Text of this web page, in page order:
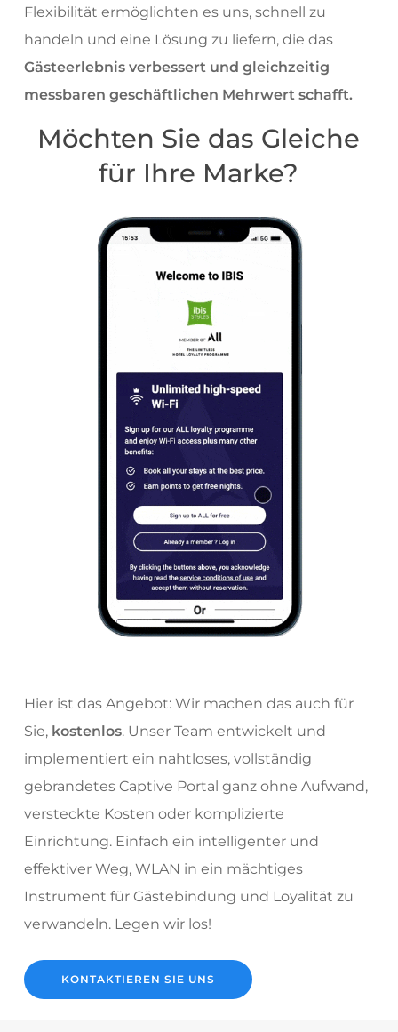
Flexibilität ermöglichten es uns, schnell zu
handeln und eine Lösung zu liefern, die das
Gästeerlebnis verbessert und gleichzeitig
messbaren geschäftlichen Mehrwert schafft.
Möchten Sie das Gleiche
für Ihre Marke?
Hier ist das Angebot: Wir machen das auch für
Sie, kostenlos. Unser Team entwickelt und
implementiert ein nahtloses, vollständig
gebrandetes Captive Portal ganz ohne Aufwand,
versteckte Kosten oder komplizierte
Einrichtung. Einfach ein intelligenter und
effektiver Weg, WLAN in ein mächtiges
Instrument für Gästebindung und Loyalität zu
verwandeln. Legen wir los!
KONTAKTIEREN SIE UNS